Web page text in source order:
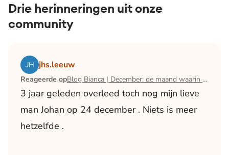
Drie herinneringen uit onze
community
jhs.leeuw
Reageerde op Blog Bianca | December: de maand waarin ik mijn man verloor
3 jaar geleden overleed toch nog mijn lieve
man Johan op 24 december . Niets is meer
hetzelfde .
Lees het artikel Blog Bianca | December: de maand